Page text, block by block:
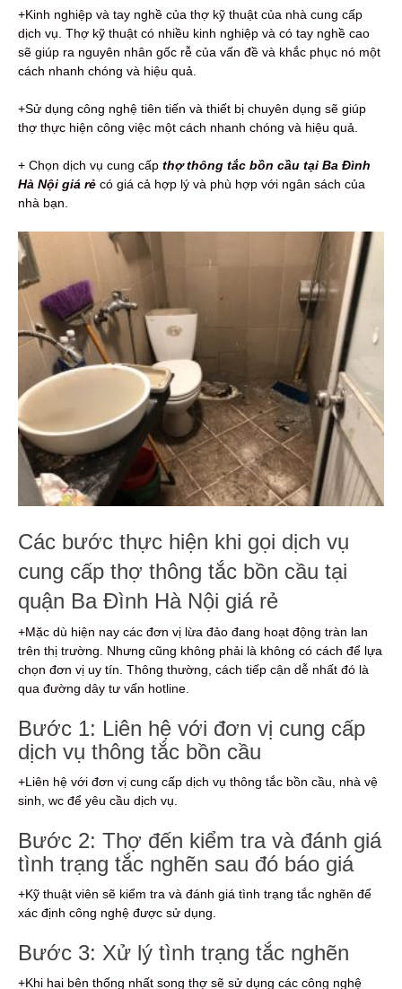
+Kinh nghiệp và tay nghề của thợ kỹ thuật của nhà cung cấp
dịch vụ. Thợ kỹ thuật có nhiều kinh nghiệp và có tay nghề cao
sẽ giúp ra nguyên nhân gốc rễ của vấn đề và khắc phục nó một
cách nhanh chóng và hiệu quả.
+Sử dụng công nghệ tiên tiến và thiết bị chuyên dụng sẽ giúp
thợ thực hiện công việc một cách nhanh chóng và hiệu quả.
+ Chọn dịch vụ cung cấp thợ thông tắc bồn cầu tại Ba Đình
Hà Nội giá rẻ có giá cả hợp lý và phù hợp với ngân sách của
nhà bạn.
Các bước thực hiện khi gọi dịch vụ
cung cấp thợ thông tắc bồn cầu tại
quận Ba Đình Hà Nội giá rẻ
+Mặc dù hiện nay các đơn vị lừa đảo đang hoạt động tràn lan
trên thị trường. Nhưng cũng không phải là không có cách để lựa
chọn đơn vị uy tín. Thông thường, cách tiếp cận dễ nhất đó là
qua đường dây tư vấn hotline.
Bước 1: Liên hệ với đơn vị cung cấp
dịch vụ thông tắc bồn cầu
+Liên hệ với đơn vị cung cấp dịch vụ thông tắc bồn cầu, nhà vệ
sinh, wc để yêu cầu dịch vụ.
Bước 2: Thợ đến kiểm tra và đánh giá
tình trạng tắc nghẽn sau đó báo giá
+Kỹ thuật viên sẽ kiểm tra và đánh giá tình trạng tắc nghẽn để
xác định công nghệ được sử dụng.
Bước 3: Xử lý tình trạng tắc nghẽn
+Khi hai bên thống nhất song thợ sẽ sử dụng các công nghệ